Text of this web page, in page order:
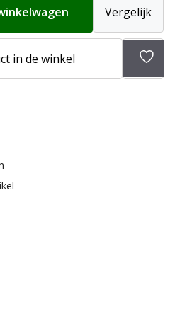
Vergelijk
in de winkel